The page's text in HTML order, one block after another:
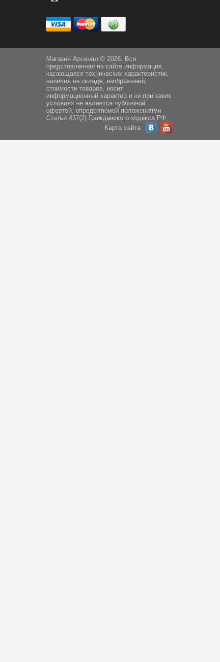
Магазин Арсенал © 2026. Вся
представленная на сайте информация,
касающаяся технических характеристик,
наличия на складе, изображений,
стоимости товаров, носит
информационный характер и ни при каких
условиях не является публичной
офертой, определяемой положениями
Статьи 437(2) Гражданского кодекса РФ.
Карта сайта